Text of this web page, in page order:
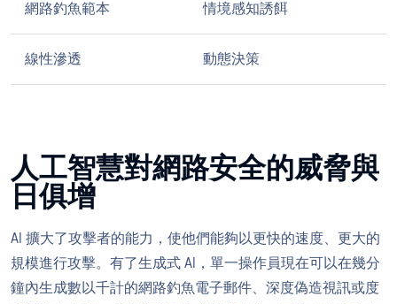
網路釣魚範本 情境感知誘餌
線性滲透 動態決策
人工智慧對網路安全的威脅與
日俱增
AI 擴大了攻擊者的能力，使他們能夠以更快的速度、更大的
規模進行攻擊。有了生成式 AI，單一操作員現在可以在幾分
鐘內生成數以千計的網路釣魚電子郵件、深度偽造視訊或度